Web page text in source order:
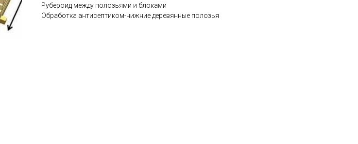
Рубероид между полозьями и блоками
Обработка антисептиком-нижние деревянные полозья